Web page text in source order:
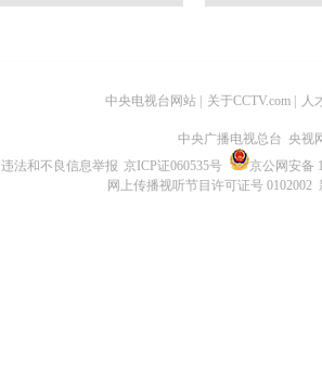
中央电视台网站 关于CCTV.com 人
中央广播电视总台 央视
违法和不良信息举报 京ICP证060535号
京公网安备
网上传播视听节目许可证号 0102002